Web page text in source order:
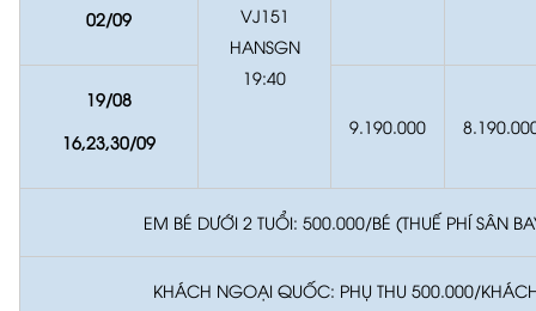
02/09
VJ151
HANSGN
19:40
19/08
16,23,30/09
9.190.000
EM BÉ DƯỚI 2 TUỔI: 500.000/BÉ (THUẾ PHÍ SÂN
KHÁCH NGOẠI QUỐC: PHỤ THU 500.000/